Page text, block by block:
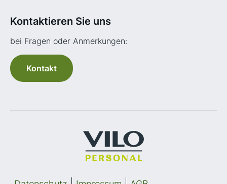
Kontaktieren Sie uns
bei Fragen oder Anmerkungen:
Kontakt